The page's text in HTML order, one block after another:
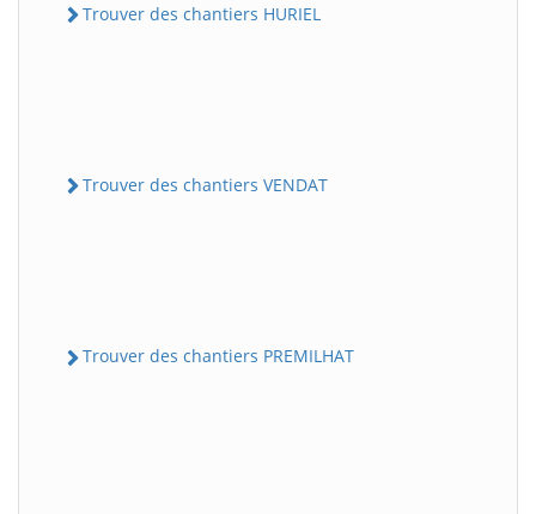
Trouver des chantiers HURIEL
Trouver des chantiers VENDAT
Trouver des chantiers PREMILHAT